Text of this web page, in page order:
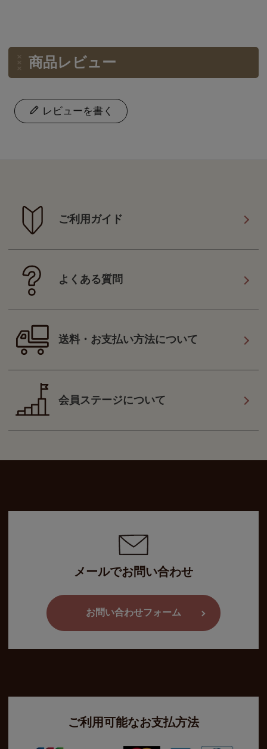
商品レビュー
レビューを書く
ご利用ガイド
よくある質問
送料・お支払い方法について
会員ステージについて
メールでお問い合わせ
お問い合わせフォーム
ご利用可能なお支払方法